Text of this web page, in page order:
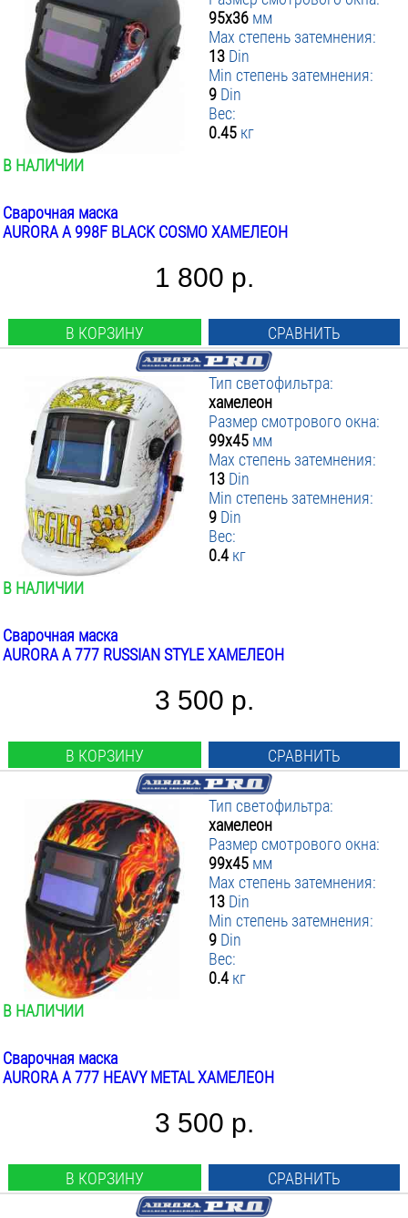
95х36 мм
Max степень затемнения:
13 Din
Min степень затемнения:
9 Din
Вес:
0.45 кг
В НАЛИЧИИ
Сварочная маска
AURORA A 998F BLACK COSMO ХАМЕЛЕОН
1 800 р.
В КОРЗИНУ СРАВНИТЬ
Тип светофильтра:
хамелеон
Размер смотрового окна:
99х45 мм
Max степень затемнения:
13 Din
Min степень затемнения:
9 Din
Вес:
0.4 кг
В НАЛИЧИИ
Сварочная маска
AURORA A 777 RUSSIAN STYLE ХАМЕЛЕОН
3 500 р.
В КОРЗИНУ СРАВНИТЬ
Тип светофильтра:
хамелеон
Размер смотрового окна:
99х45 мм
Max степень затемнения:
13 Din
Min степень затемнения:
9 Din
Вес:
0.4 кг
В НАЛИЧИИ
Сварочная маска
AURORA A 777 HEAVY METAL ХАМЕЛЕОН
3 500 р.
В КОРЗИНУ СРАВНИТЬ